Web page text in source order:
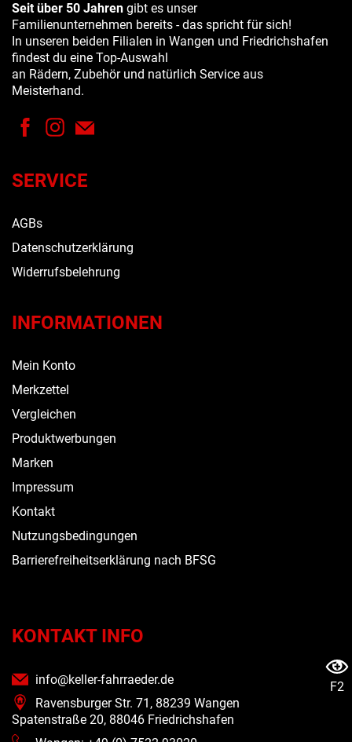
Seit über 50 Jahren gibt es unser
Familienunternehmen bereits - das spricht für sich!
In unseren beiden Filialen in Wangen und Friedrichshafen
findest du eine Top-Auswahl
an Rädern, Zubehör und natürlich Service aus
Meisterhand.
SERVICE
AGBs
Datenschutzerklärung
Widerrufsbelehrung
INFORMATIONEN
Mein Konto
Merkzettel
Vergleichen
Produktwerbungen
Marken
Impressum
Kontakt
Nutzungsbedingungen
Barrierefreiheitserklärung nach BFSG
KONTAKT INFO
info@keller-fahrraeder.de
Ravensburger Str. 71, 88239 Wangen
Spatenstraße 20, 88046 Friedrichshafen
F2